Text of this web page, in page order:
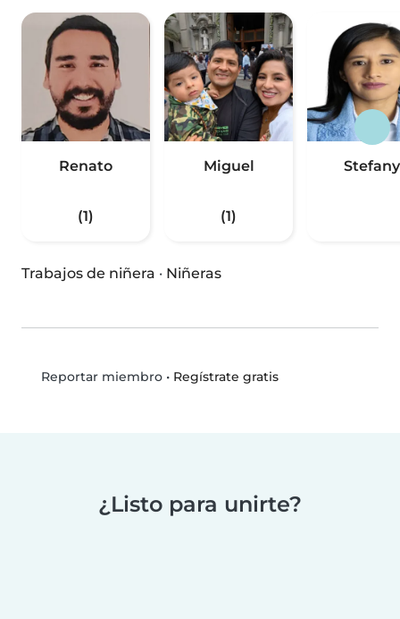
Renato
(1)
Miguel
(1)
Stefany
Trabajos de niñera · Niñeras
Reportar miembro• Regístrate gratis
¿Listo para unirte?